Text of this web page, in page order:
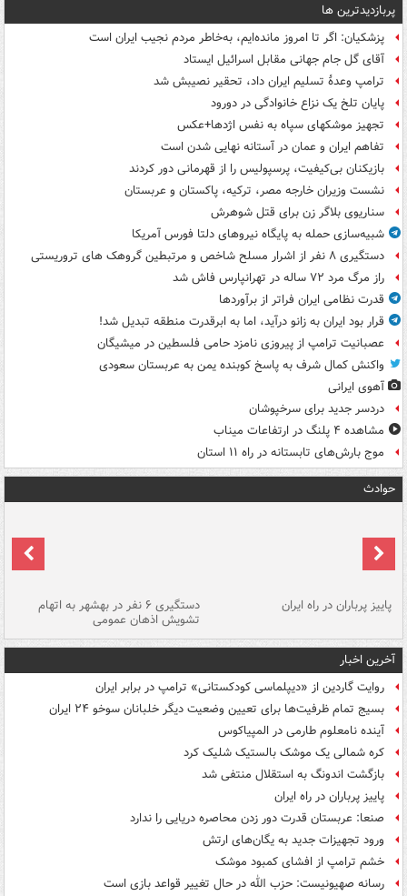
پربازدیدترین ها
پزشکیان: اگر تا امروز مانده‌ایم، به‌خاطر مردم نجیب ایران است
آقای گل جام جهانی مقابل اسرائیل ایستاد
ترامپ وعدۀ تسلیم ایران داد، تحقیر نصیبش شد
پایان تلخ یک نزاع خانوادگی در دورود
تجهیز موشکهای سپاه به نفس اژدها+عکس
تفاهم ایران و عمان در آستانه نهایی شدن است
بازیکنان بی‌کیفیت، پرسپولیس را از قهرمانی دور کردند
نشست وزیران خارجه مصر، ترکیه، پاکستان و عربستان
سناریوی بلاگر زن برای قتل شوهرش
شبیه‌سازی حمله به پایگاه نیروهای دلتا فورس آمریکا
دستگیری ۸ نفر از اشرار مسلح شاخص و مرتبطین گروهک های تروریستی
راز مرگ مرد ۷۲ ساله در تهرانپارس فاش شد
قدرت نظامی ایران فراتر از برآوردها
قرار بود ایران به زانو درآید، اما به ابرقدرت منطقه تبدیل شد!
عصبانیت ترامپ از پیروزی نامزد حامی فلسطین در میشیگان
واکنش کمال شرف به پاسخ کوبنده یمن به عربستان سعودی
آهوی ایرانی
دردسر جدید برای سرخپوشان
مشاهده ۴ پلنگ در ارتفاعات میناب
موج بارش‌های تابستانه در راه ۱۱ استان
حوادث
پاییز پرباران در راه ایران دستگیری ۶ نفر در بهشهر به اتهام
تشویش اذهان عمومی
آخرین اخبار
روایت گاردین از «دیپلماسی کودکستانی» ترامپ در برابر ایران
بسیج تمام ظرفیت‌ها برای تعیین وضعیت دیگر خلبانان سوخو ۲۴ ایران
آینده نامعلوم طارمی در المپیاکوس
کره شمالی یک موشک بالستیک شلیک کرد
بازگشت اندونگ به استقلال منتفی شد
پاییز پرباران در راه ایران
صنعا: عربستان قدرت دور زدن محاصره دریایی را ندارد
ورود تجهیزات جدید به یگان‌های ارتش
خشم ترامپ از افشای کمبود موشک
رسانه صهیونیست: حزب الله در حال تغییر قواعد بازی است